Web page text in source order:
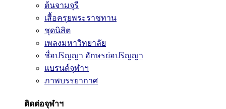
ต้นจามจุรี
เสื้อครุยพระราชทาน
ชุดนิสิต
เพลงมหาวิทยาลัย
ชื่อปริญญา อักษรย่อปริญญา
แบรนด์จุฬาฯ
ภาพบรรยากาศ
ติดต่อจุฬาฯ